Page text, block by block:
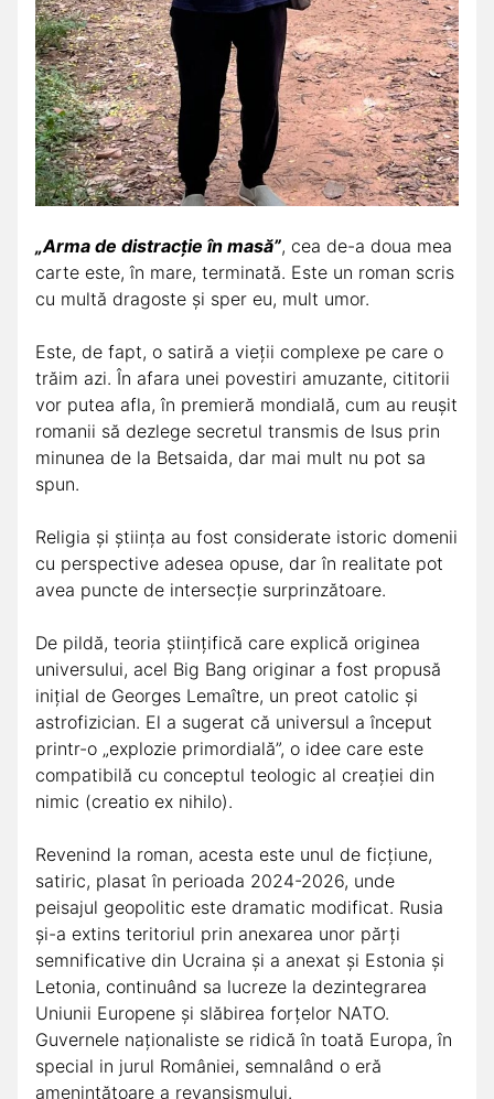
„Arma de distracție în masă”, cea de-a doua mea
carte este, în mare, terminată. Este un roman scris
cu multă dragoste și sper eu, mult umor.
Este, de fapt, o satiră a vieții complexe pe care o
trăim azi. În afara unei povestiri amuzante, cititorii
vor putea afla, în premieră mondială, cum au reușit
romanii să dezlege secretul transmis de Isus prin
minunea de la Betsaida, dar mai mult nu pot sa
spun.
Religia și știința au fost considerate istoric domenii
cu perspective adesea opuse, dar în realitate pot
avea puncte de intersecție surprinzătoare.
De pildă, teoria științifică care explică originea
universului, acel Big Bang originar a fost propusă
inițial de Georges Lemaître, un preot catolic și
astrofizician. El a sugerat că universul a început
printr-o „explozie primordială”, o idee care este
compatibilă cu conceptul teologic al creației din
nimic (creatio ex nihilo).
Revenind la roman, acesta este unul de ficțiune,
satiric, plasat în perioada 2024-2026, unde
peisajul geopolitic este dramatic modificat. Rusia
și-a extins teritoriul prin anexarea unor părți
semnificative din Ucraina și a anexat și Estonia și
Letonia, continuând sa lucreze la dezintegrarea
Uniunii Europene și slăbirea forțelor NATO.
Guvernele naționaliste se ridică în toată Europa, în
special in jurul României, semnalând o eră
amenințătoare a revanșismului.